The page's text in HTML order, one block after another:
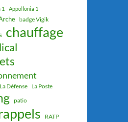
1 Appollonia 1
badge Vigik
chauffage
La Défense La Poste
patio
RATP